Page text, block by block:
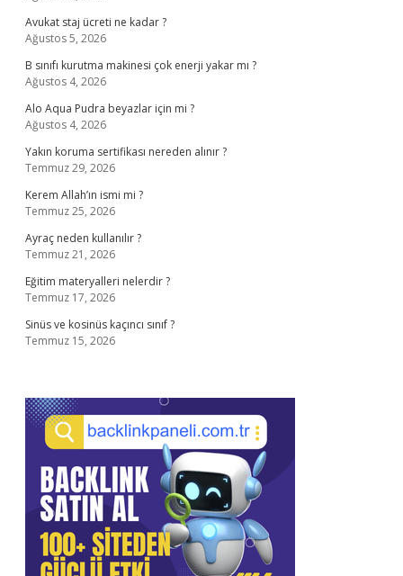
Avukat staj ücreti ne kadar ?
Ağustos 5, 2026
B sınıfı kurutma makinesi çok enerji yakar mı ?
Ağustos 4, 2026
Alo Aqua Pudra beyazlar için mi ?
Ağustos 4, 2026
Yakın koruma sertifikası nereden alınır ?
Temmuz 29, 2026
Kerem Allah’ın ismi mi ?
Temmuz 25, 2026
Ayraç neden kullanılır ?
Temmuz 21, 2026
Eğitim materyalleri nelerdir ?
Temmuz 17, 2026
Sinüs ve kosinüs kaçıncı sınıf ?
Temmuz 15, 2026